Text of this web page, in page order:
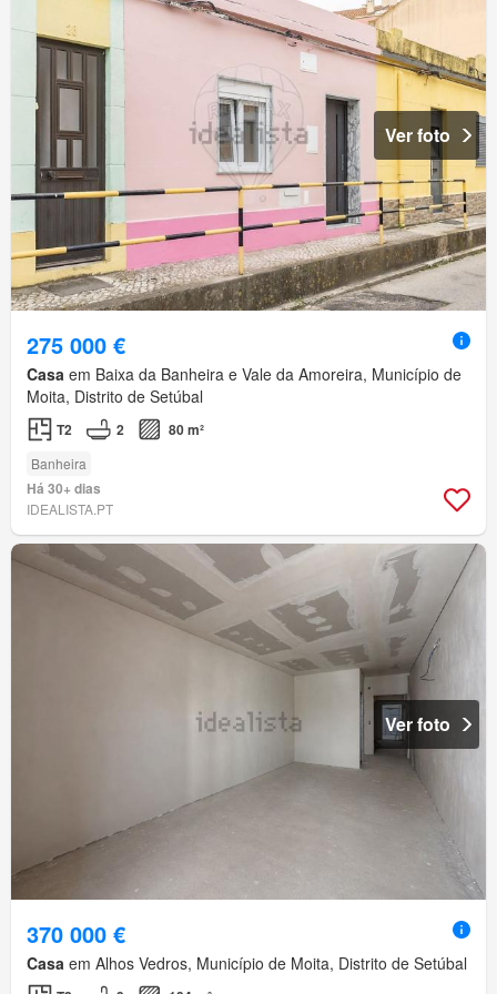
Ver foto
275 000 €
Casa em Baixa da Banheira e Vale da Amoreira, Município de
Moita, Distrito de Setúbal
T2 2 80 m²
Banheira
Há 30+ dias
IDEALISTA.PT
Ver foto
370 000 €
Casa em Alhos Vedros, Município de Moita, Distrito de Setúbal